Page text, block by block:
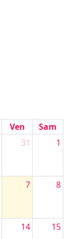
Ven
Sam
31 1
7 8
14 15